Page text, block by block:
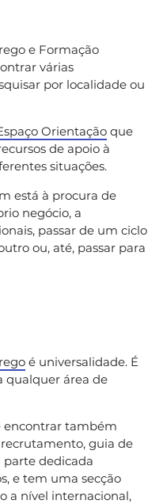
e Formação
várias
por localidade ou
Orientação que
de apoio à
situações.
está à procura de
negócio, a
passar de um ciclo
ou, até, passar para
é universalidade. É
qualquer área de
encontrar também
guia de
parte dedicada
e tem uma secção
a nível internacional,